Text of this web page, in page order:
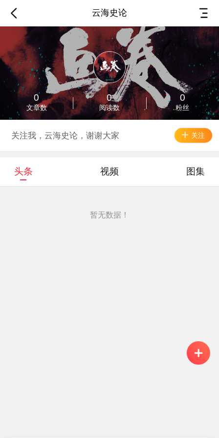
云海史论
0
文章数
0
阅读数
0
粉丝
关注我，云海史论，谢谢大家 关注
头条 视频 图集
暂无数据！